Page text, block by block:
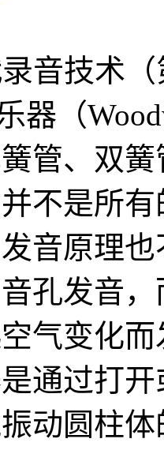
技术（
（
、双簧
不是所
音原理
孔发音
气变化而
过打开
动圆柱